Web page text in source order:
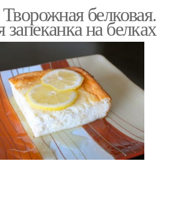
белковая.
на белках